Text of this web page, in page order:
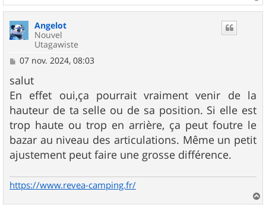
a
Angelot
Nouvel
Utagawiste
M
s
s
a
g
e
07 nov. 2024, 08:03
salut
En effet oui,ça pourrait vraiment venir de la
hauteur de ta selle ou de sa position. Si elle est
trop haute ou trop en arrière, ça peut foutre le
bazar au niveau des articulations. Même un petit
ajustement peut faire une grosse différence.
https://www.revea-camping.fr/
a